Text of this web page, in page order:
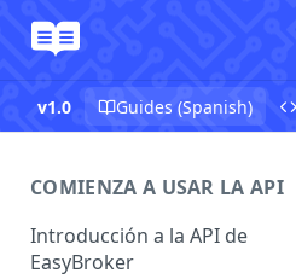
v1.0 Guides (Spanish)
COMIENZA A USAR LA API
Introducción a la API de
EasyBroker